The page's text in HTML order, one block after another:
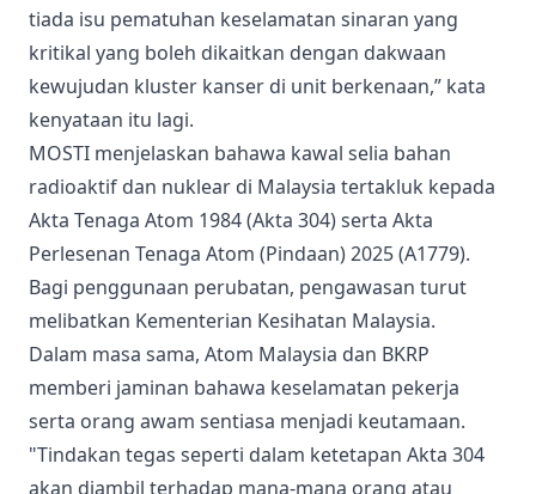
tiada isu pematuhan keselamatan sinaran yang
kritikal yang boleh dikaitkan dengan dakwaan
kewujudan kluster kanser di unit berkenaan,” kata
kenyataan itu lagi.
MOSTI menjelaskan bahawa kawal selia bahan
radioaktif dan nuklear di Malaysia tertakluk kepada
Akta Tenaga Atom 1984 (Akta 304) serta Akta
Perlesenan Tenaga Atom (Pindaan) 2025 (A1779).
Bagi penggunaan perubatan, pengawasan turut
melibatkan Kementerian Kesihatan Malaysia.
Dalam masa sama, Atom Malaysia dan BKRP
memberi jaminan bahawa keselamatan pekerja
serta orang awam sentiasa menjadi keutamaan.
"Tindakan tegas seperti dalam ketetapan Akta 304
akan diambil terhadap mana-mana orang atau